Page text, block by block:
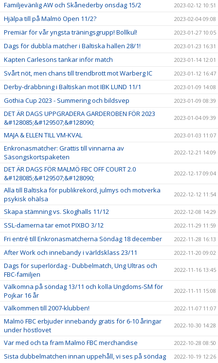
Familjevänlig AW och Skånederby onsdag 15/2 2023-02-12 10:51
Hjälpa till på Malmö Open 11/2? 2023-02-04 09:08
Premiär för vår yngsta träningsgrupp! Bollkul! 2023-01-27 10:05
Dags för dubbla matcher i Baltiska hallen 28/1! 2023-01-23 16:31
Kapten Carlesons tankar inför match 2023-01-14 12:01
Svårt nöt, men chans till trendbrott mot Warberg IC 2023-01-12 16:47
Derby-drabbning i Baltiskan mot IBK LUND 11/1 2023-01-09 14:08
Gothia Cup 2023 - Summering och bildsvep 2023-01-09 08:39
DET ÄR DAGS UPPGRADERA GARDEROBEN FÖR 2023
&#128085;&#129507;&#128090;
2023-01-04 09:39
MAJA & ELLEN TILL VM-KVAL 2023-01-03 11:07
Enkronasmatcher: Grattis till vinnarna av
Säsongskortspaketen
2022-12-21 14:09
DET ÄR DAGS FÖR MALMÖ FBC OFF COURT 2.0
&#128085;&#129507;&#128090;
2022-12-17 09:04
Alla till Baltiska för publikrekord, julmys och motverka
psykisk ohälsa
2022-12-12 11:54
Skapa stämning vs. Skoghalls 11/12 2022-12-08 14:29
SSL-damerna tar emot PIXBO 3/12 2022-11-29 11:59
Fri entré till Enkronasmatcherna Söndag 18 december 2022-11-28 16:13
After Work och innebandy i världsklass 23/11 2022-11-20 09:02
Dags för superlördag - Dubbelmatch, Ung Ultras och
FBC-familjen
2022-11-16 13:45
Välkomna på söndag 13/11 och kolla Ungdoms-SM för
Pojkar 16 år
2022-11-11 15:08
Välkommen till 2007-klubben! 2022-11-07 11:07
Malmö FBC erbjuder innebandy gratis för 6-10 åringar
under höstlovet
2022-10-30 14:28
Var med och ta fram Malmö FBC merchandise 2022-10-28 08:50
Sista dubbelmatchen innan uppehåll, vi ses på söndag 2022-10-19 12:26